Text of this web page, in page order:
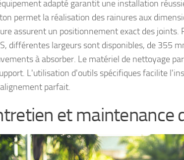
adapté garantit une installation
permet la réalisation des rainures aux
assurent un positionnement exact des joints.
différentes largeurs sont disponibles, de 355
à absorber. Le matériel de nettoyage
L'utilisation d'outils spécifiques facilite
parfait.
et maintenance